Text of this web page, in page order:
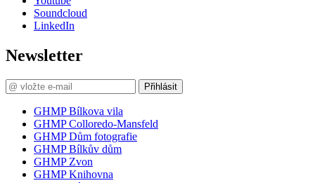
Soundcloud
LinkedIn
Newsletter
Přihlásit
GHMP Bílkova vila
GHMP Colloredo-Mansfeld
GHMP Dům fotografie
GHMP Bílkův dům
GHMP Zvon
GHMP Knihovna